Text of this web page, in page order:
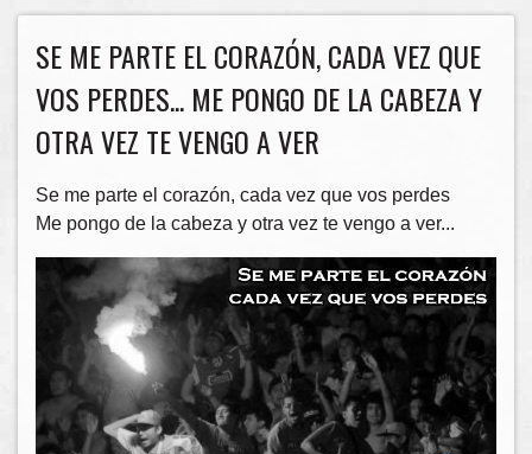
SE ME PARTE EL CORAZÓN, CADA VEZ QUE
VOS PERDES... ME PONGO DE LA CABEZA Y
OTRA VEZ TE VENGO A VER
Se me parte el corazón, cada vez que vos perdes
Me pongo de la cabeza y otra vez te vengo a ver...